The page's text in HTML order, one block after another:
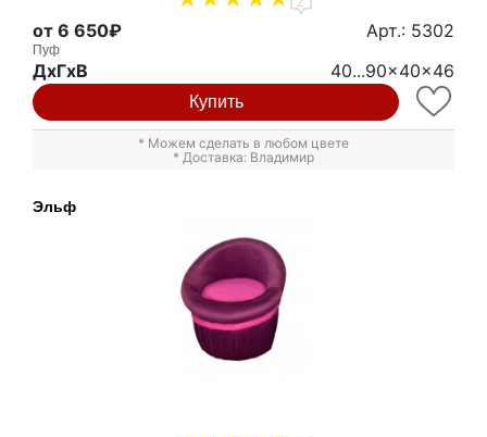
от 6 650₽ Арт.: 5302
Пуф
ДxГxВ 40...90x40x46
Купить
* Можем сделать в любом цвете
* Доставка: Владимир
Эльф